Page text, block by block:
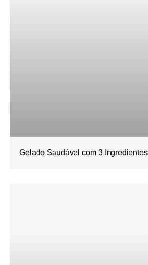
Gelado Saudável com 3 Ingredientes